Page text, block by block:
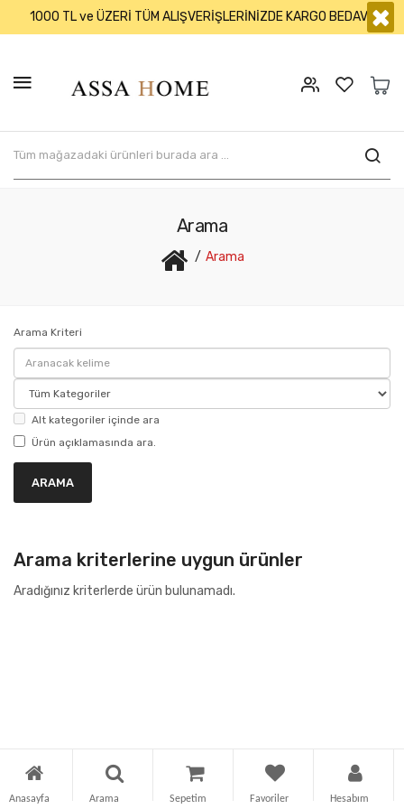
1000 TL ve ÜZERİ TÜM ALIŞVERİŞLERİNİZDE KARGO BEDAVA×
Arama
Arama
Arama Kriteri
Alt kategoriler içinde ara
Ürün açıklamasında ara.
Arama kriterlerine uygun ürünler
Aradığınız kriterlerde ürün bulunamadı.
Anasayfa Arama Sepetim Favoriler Hesabım